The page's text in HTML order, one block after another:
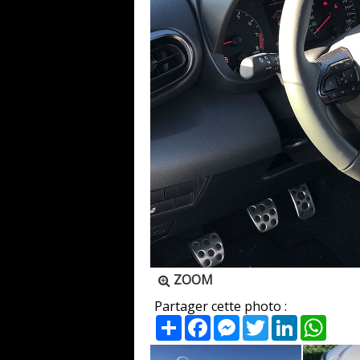
ZOOM
Partager cette photo :
PartagerFacebookMessenger
TwitterLinkedIn